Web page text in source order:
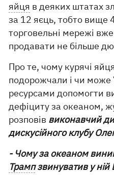
яйця в деяких штатах
за 12 яєць, тобто вище
торговельні мережі
продавати не більше
Про те, чому курячі
подорожчали і чи може
ресурсами допомогти
дефіциту за океаном,
розповів виконавчий
дискусійного клубу
- Чому за океаном
Трампзвинуватив у